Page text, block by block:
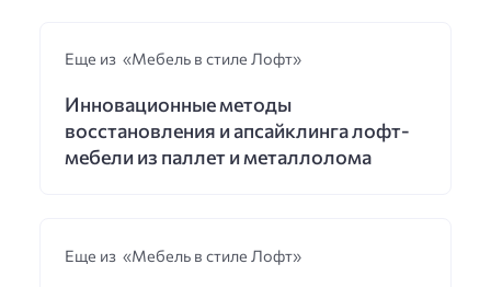
Еще из «Мебель в стиле Лофт»
Инновационные методы
восстановления и апсайклинга лофт-
мебели из паллет и металлолома
Еще из «Мебель в стиле Лофт»